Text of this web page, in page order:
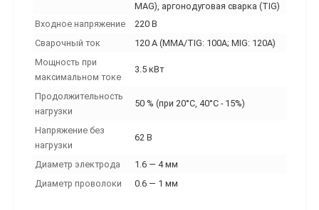
MAG), аргонодуговая сварка (TIG)
Входное напряжение
220 В
Сварочный ток
120 А (ММА/TIG: 100А; MIG: 120A)
Мощность при
максимальном токе
3.5 кВт
Продолжительность
нагрузки
50 % (при 20°С, 40°С - 15%)
Напряжение без
нагрузки
62 В
Диаметр электрода
1.6 — 4 мм
Диаметр проволоки
0.6 — 1 мм